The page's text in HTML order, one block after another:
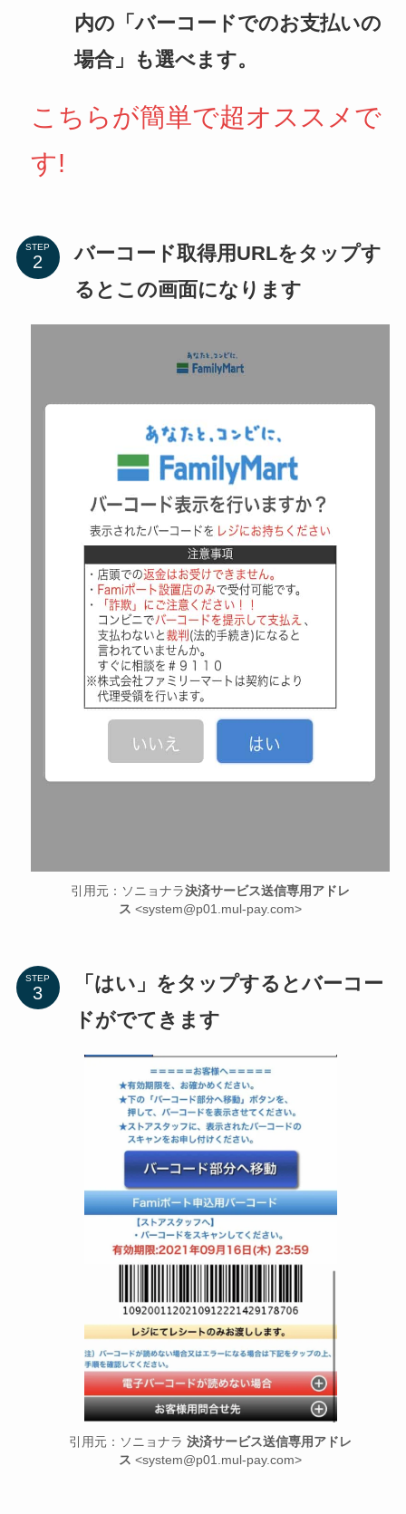
内の「バーコードでのお支払いの
場合」も選べます。
こちらが簡単で超オススメで
す!
STEP
バーコード取得用URLをタップす
るとこの画面になります
引用元：ソニョナラ決済サービス送信専用アドレ
ス <system@p01.mul-pay.com>
STEP
「はい」をタップするとバーコー
ドがでてきます
引用元：ソニョナラ 決済サービス送信専用アドレ
ス <system@p01.mul-pay.com>